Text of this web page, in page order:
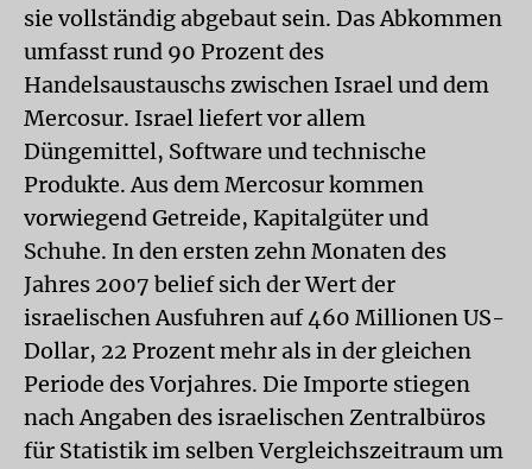
sie vollständig abgebaut sein. Das Abkommen
umfasst rund 90 Prozent des
Handelsaustauschs zwischen Israel und dem
Mercosur. Israel liefert vor allem
Düngemittel, Software und technische
Produkte. Aus dem Mercosur kommen
vorwiegend Getreide, Kapitalgüter und
Schuhe. In den ersten zehn Monaten des
Jahres 2007 belief sich der Wert der
israelischen Ausfuhren auf 460 Millionen US-
Dollar, 22 Prozent mehr als in der gleichen
Periode des Vorjahres. Die Importe stiegen
nach Angaben des israelischen Zentralbüros
für Statistik im selben Vergleichszeitraum um